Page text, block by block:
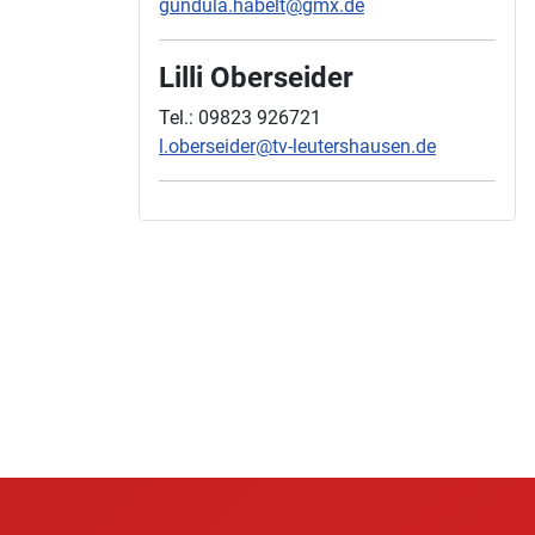
gundula.habelt@gmx.de
Lilli Oberseider
Tel.: 09823 926721
l.oberseider@tv-leutershausen.de